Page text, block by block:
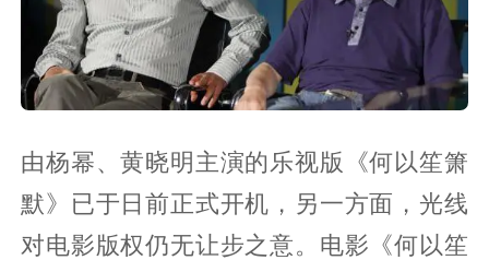
由杨幂、黄晓明主演的乐视版《何以笙箫
默》已于日前正式开机，另一方面，光线
对电影版权仍无让步之意。电影《何以笙